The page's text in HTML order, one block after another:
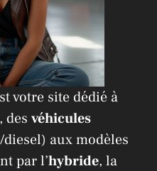
votre site dédié à
, des véhicules
diesel) aux modèles
par l’hybride, la